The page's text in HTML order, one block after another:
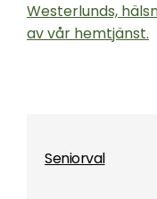
Westerlunds,
av vår hemtjänst.
Seniorval